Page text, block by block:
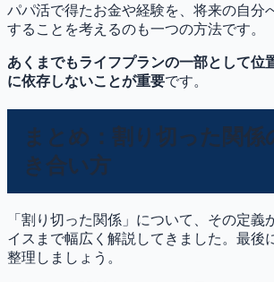
パパ活で得たお金や経験を、将来の自分
することを考えるのも一つの方法です。
あくまでもライフプランの一部として位
に依存しないことが重要です。
まとめ：割り切った関係
き合い方
「割り切った関係」について、その定義
イスまで幅広く解説してきました。最後
整理しましょう。